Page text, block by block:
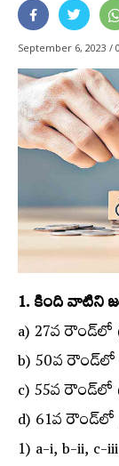
September 6, 2023 /
1. కింది వాటిని
a) 27వ రౌండ్‌లో
b) 50వ రౌండ్‌లో
c) 55వ రౌండ్‌లో
d) 61వ రౌండ్‌లో
1) a-i, b-ii, c-